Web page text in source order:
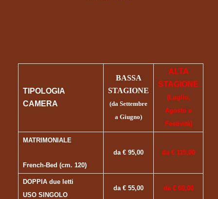
TIPOLOGIA
CAMERA
BASSA
STAGIONE
(da Settembre
a Giugno)
ALTA
STAGIONE
(Luglio,
Agosto e
Festività)
MATRIMONIALE
French-Bed (cm. 120)
da € 95,00 da € 115,00
DOPPIA due letti
USO SINGOLO
da € 55,00 da € 60,00